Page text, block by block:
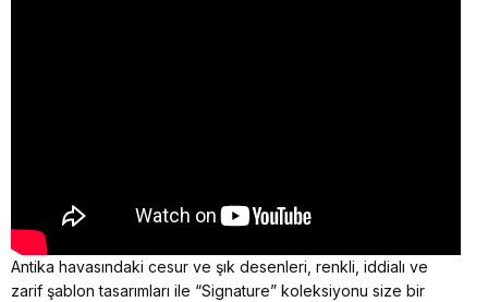
Antika havasındaki cesur ve şık desenleri, renkli, iddialı ve
zarif şablon tasarımları ile “Signature” koleksiyonu size bir